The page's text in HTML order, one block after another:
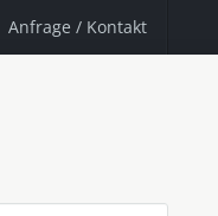
Anfrage / Kontakt